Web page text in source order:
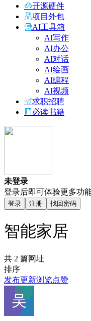
开源硬件
项目外包
AI工具箱
AI写作
AI办公
AI对话
AI绘画
AI编程
AI视频
求职招聘
必读书籍
未登录
登录后即可体验更多功
登录 注册 找回密码
智能家居
共 2 篇网址
排序
发布更新浏览点赞